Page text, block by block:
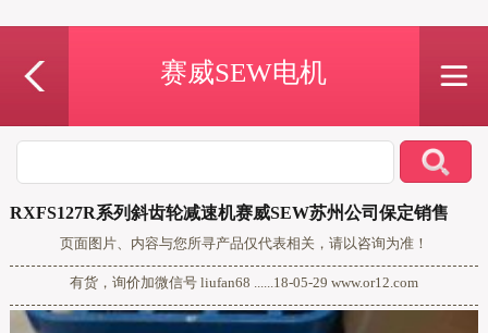
赛威SEW电机
RXFS127R系列斜齿轮减速机赛威SEW苏州公司保定销售
页面图片、内容与您所寻产品仅代表相关，请以咨询为准！
有货，询价加微信号 liufan68 ......18-05-29 www.or12.com